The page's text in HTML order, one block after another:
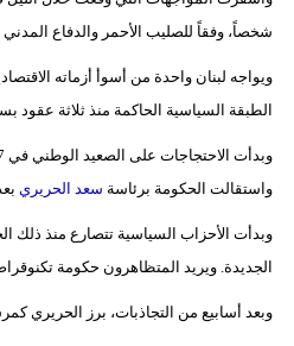
شخصاً، وفقاً للصليب الأحمر والدفاع المدني
ويواجه لبنان واحدة من أسوأ أزماته
الطبقة السياسية الحاكمة منذ ثلاثة عقود
واستقالت الحكومة برئاسة سعد الحريري
وبدأت الأحزاب السياسية تتصارع منذ ذلك
الجديدة. ويريد المتظاهرون حكومة
وبعد أسابيع من التجاذبات، برز الحريري